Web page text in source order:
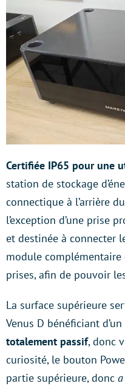
Certifiée IP65 pour une
station de stockage
connectique à l’arrière
l’exception d’une prise
et destinée à connecter
module complémentaire
prises, afin de pouvoir
La surface supérieure
Venus D bénéficiant d’un
totalement passif, donc
curiosité, le bouton
partie supérieure, donc